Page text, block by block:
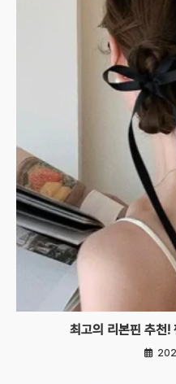
최고의 리본핀 추천!